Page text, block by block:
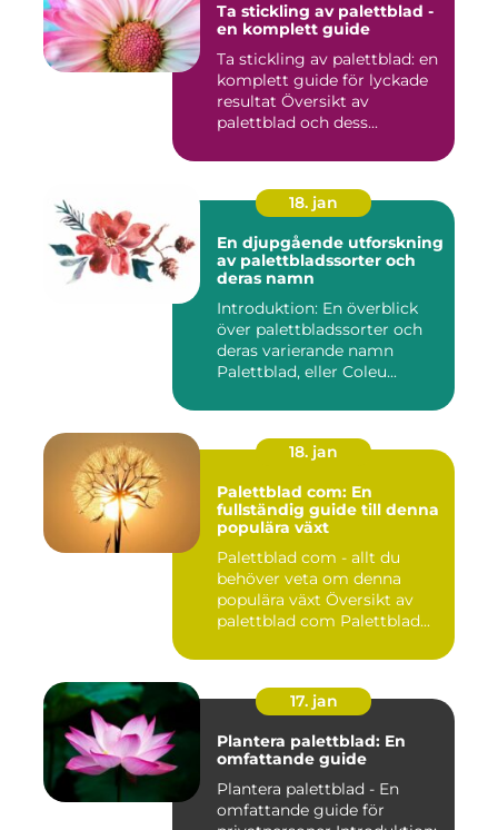
Ta stickling av palettblad -
en komplett guide
Ta stickling av palettblad: en
komplett guide för lyckade
resultat Översikt av
palettblad och dess...
18. jan
En djupgående utforskning
av palettbladssorter och
deras namn
Introduktion: En överblick
över palettbladssorter och
deras varierande namn
Palettblad, eller Coleu...
18. jan
Palettblad com: En
fullständig guide till denna
populära växt
Palettblad com - allt du
behöver veta om denna
populära växt Översikt av
palettblad com Palettblad...
17. jan
Plantera palettblad: En
omfattande guide
Plantera palettblad - En
omfattande guide för